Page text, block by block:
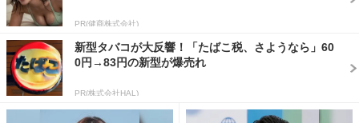
PR(健商株式会社)
新型タバコが大反響！「たばこ税、さようなら」60
0円→83円の新型が爆売れ
PR(株式会社HAL)